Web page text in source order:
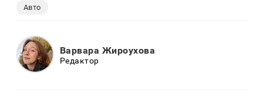
Авто
Варвара Жироухова
Редактор